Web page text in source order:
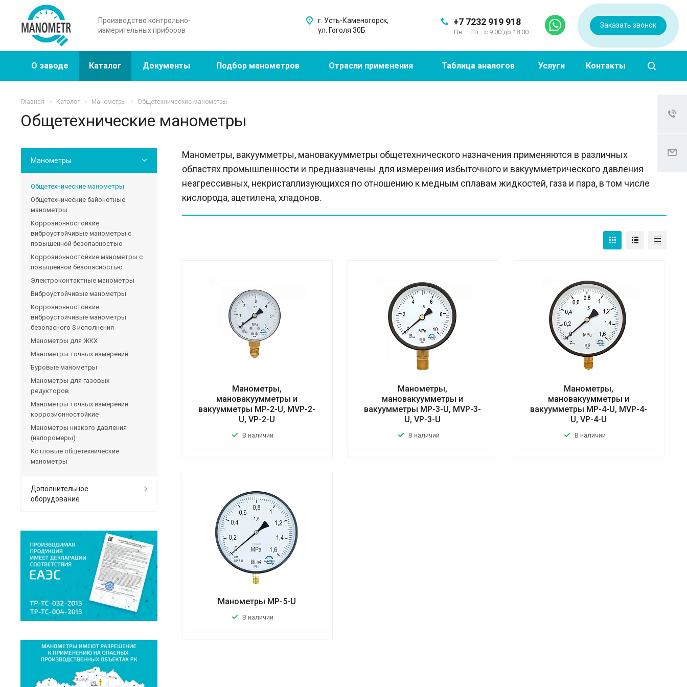
Производство контрольно-
измерительных приборов
+7 7232 919 918
Пн. – Пт.: с 9:00 до 18:00
Заказать звонок
г. Усть-Каменогорск,
ул. Гоголя 30Б
О заводе Каталог Документы Подбор манометров Отрасли применения Таблица аналогов Услуги Контакты
Главная Каталог Манометры Общетехнические манометры
Общетехнические манометры
Манометры, вакуумметры, мановакуумметры общетехнического назначения применяются в различных
областях промышленности и предназначены для измерения избыточного и вакуумметрического давления
неагрессивных, некристаллизующихся по отношению к медным сплавам жидкостей, газа и пара, в том числе
кислорода, ацетилена, хладонов.
Манометры,
мановакуумметры и
вакуумметры MP-2-U, MVP-2-
U, VP-2-U
В наличии
Манометры,
мановакуумметры и
вакуумметры MP-3-U, MVP-3-
U, VP-3-U
В наличии
Манометры,
мановакуумметры и
вакуумметры MP-4-U, MVP-4-
U, VP-4-U
В наличии
Манометры MP-5-U
В наличии
Манометры
Общетехнические манометры
Общетехнические байонетные
манометры
Коррозионностойкие
виброустойчивые манометры с
повышенной безопасностью
Коррозионностойкие манометры с
повышенной безопасностью
Электроконтактные манометры
Виброустойчивые манометры
Коррозионностойкие
виброустойчивые манометры
безопасного S исполнения
Манометры для ЖКХ
Манометры точных измерений
Буровые манометры
Манометры для газовых
редукторов
Манометры точных измерений
коррозионностойкие
Манометры низкого давления
(напоромеры)
Котловые общетехнические
манометры
Дополнительное
оборудование